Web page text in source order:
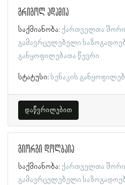
გრიგოლ ადამია
საქმიანობა: ქართველთა
გამავრცელებელი
განყოფილებათა წევრი
სტატუსი: სენაკის
დაწვრილებით
გიორგი დოლბაია
საქმიანობა: ქართველთა
გამავრცელებელი